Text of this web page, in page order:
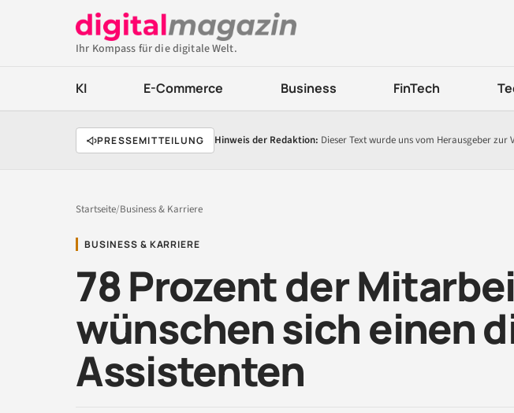
Ihr Kompass für die digitale Welt.
KI E-Commerce Business FinTech
PRESSEMITTEILUNG Hinweis der Redaktion: Dieser Text wurde uns vom Herausgeber
Startseite/Business & Karriere
BUSINESS & KARRIERE
78 Prozent der
wünschen sich einen
Assistenten